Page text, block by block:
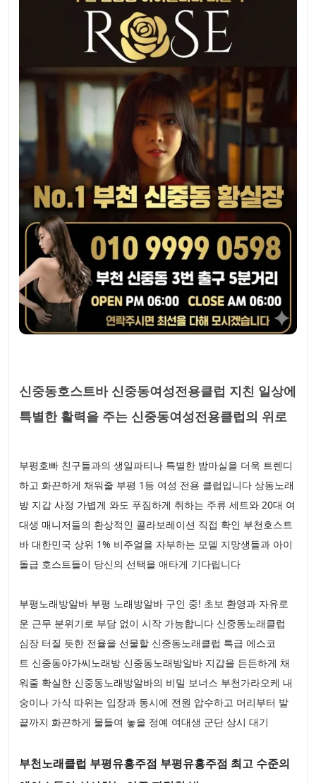
신중동호스트바 신중동여성전용클럽 지친 일상에
특별한 활력을 주는 신중동여성전용클럽의 위로
부평호빠 친구들과의 생일파티나 특별한 밤마실을 더욱 트렌디
하고 화끈하게 채워줄 부평 1등 여성 전용 클럽입니다 상동노래
방 지갑 사정 가볍게 와도 푸짐하게 취하는 주류 세트와 20대 여
대생 매니저들의 환상적인 콜라보레이션 직접 확인 부천호스트
바 대한민국 상위 1% 비주얼을 자부하는 모델 지망생들과 아이
돌급 호스트들이 당신의 선택을 애타게 기다립니다
부평노래방알바 부평 노래방알바 구인 중! 초보 환영과 자유로
운 근무 분위기로 부담 없이 시작 가능합니다 신중동노래클럽
심장 터질 듯한 전율을 선물할 신중동노래클럽 특급 에스코
트 신중동아가씨노래방 신중동노래방알바 지갑을 든든하게 채
워줄 확실한 신중동노래방알바의 비밀 보너스 부천가라오케 내
숭이나 가식 따위는 입장과 동시에 전원 압수하고 머리부터 발
끝까지 화끈하게 물들여 놓을 정예 여대생 군단 상시 대기
부천노래클럽 부평유흥주점 부평유흥주점 최고 수준의